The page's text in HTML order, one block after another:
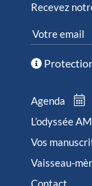
Recevez
Agenda
L’odyssée
Vos
Vaisseau-
Contact